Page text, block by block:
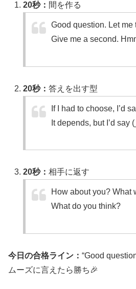
20秒： 間を作る
Good question. Let
Give me a second.
20秒：答えを出す型
If I had to choose, I’d
It depends, but I’d say
20秒：相手に返す
How about you? What
What do you think?
今日の合格ライン： “Good
ムーズに言えたら勝ち🎉